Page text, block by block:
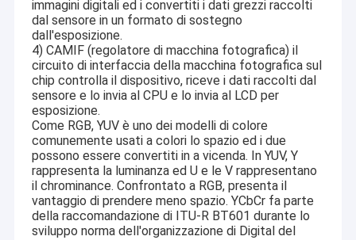
immagini digitali ed i convertiti i dati grezzi raccolti
dal sensore in un formato di sostegno
dall'esposizione.
4) CAMIF (regolatore di macchina fotografica) il
circuito di interfaccia della macchina fotografica sul
chip controlla il dispositivo, riceve i dati raccolti dal
sensore e lo invia al CPU e lo invia al LCD per
esposizione.
Come RGB, YUV è uno dei modelli di colore
comunemente usati a colori lo spazio ed i due
possono essere convertiti in a vicenda. In YUV, Y
rappresenta la luminanza ed U e le V rappresentano
il chrominance. Confrontato a RGB, presenta il
vantaggio di prendere meno spazio. YCbCr fa parte
della raccomandazione di ITU-R BT601 durante lo
sviluppo norma dell'organizzazione di Digital del